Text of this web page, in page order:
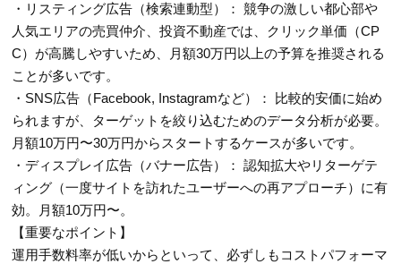
・リスティング広告（検索連動型）： 競争の激しい都心部や
人気エリアの売買仲介、投資不動産では、クリック単価（CP
C）が高騰しやすいため、月額30万円以上の予算を推奨される
ことが多いです。
・SNS広告（Facebook, Instagramなど）： 比較的安価に始め
られますが、ターゲットを絞り込むためのデータ分析が必要。
月額10万円〜30万円からスタートするケースが多いです。
・ディスプレイ広告（バナー広告）： 認知拡大やリターゲテ
ィング（一度サイトを訪れたユーザーへの再アプローチ）に有
効。月額10万円〜。
【重要なポイント】
運用手数料率が低いからといって、必ずしもコストパフォーマ